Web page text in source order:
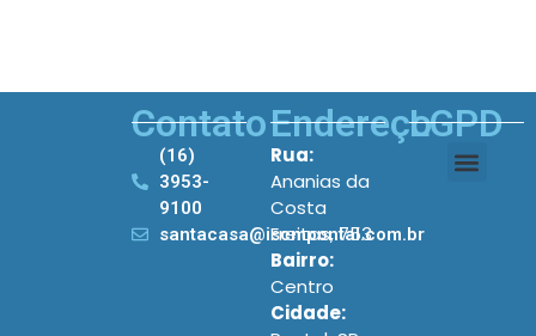
Contato
(16)
3953-
9100
santacasa@iscmpontal.com.br
Endereço
Rua:
Ananias da
Costa
Freitas, 753
Bairro:
Centro
Cidade:
LGPD